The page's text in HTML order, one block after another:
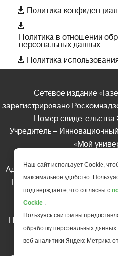
 Политика

Политика в отношении
персональных данных
 Политика
Сетевое издание
зарегистрировано
Номер
Учредитель –
«Мой
Адрес редакции: 185035
Петрозаводск, ул. Фридриха
Телефон редакции:
Перепечатка материалов
письменного
Ссылка на «Газету
Наш сайт использует Cookie,
максимальное удобство.
подтверждаете, что согласны с
Cookie .
Пользуясь сайтом вы
обработку персональных данных
веб-аналитики Яндекс Метрика